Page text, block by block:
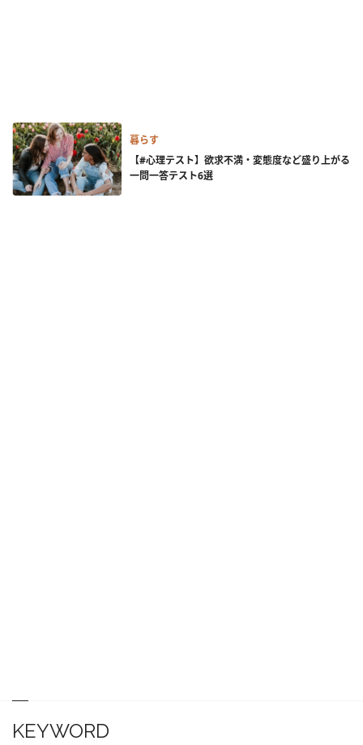
暮らす
【#心理テスト】欲求不満・変態度など盛り上がる
一問一答テスト6選
KEYWORD